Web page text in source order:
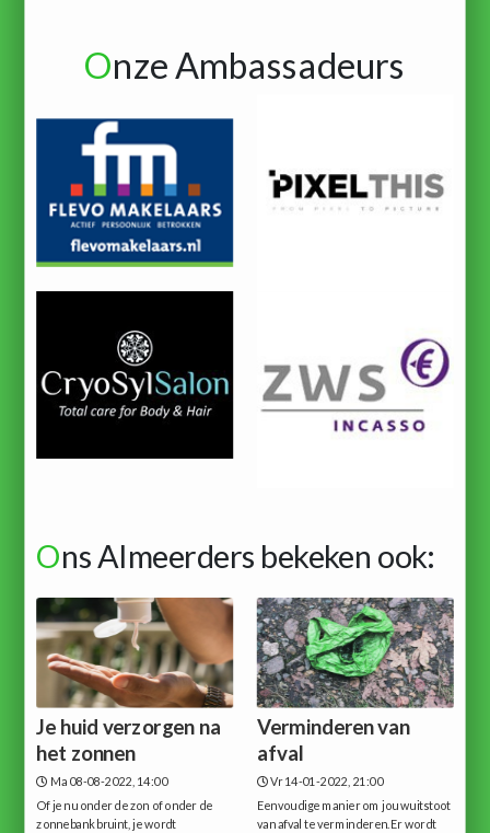
Onze Ambassadeurs
Ons Almeerders bekeken ook:
Je huid verzorgen na
het zonnen
Ma 08-08-2022, 14:00
Of je nu onder de zon of onder de
zonnebank bruint, je wordt
Verminderen van
afval
Vr 14-01-2022, 21:00
Eenvoudige manier om jou wuitstoot
van afval te verminderen.Er wordt